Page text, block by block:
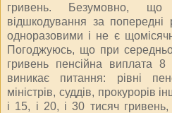
гривень. Безумовно,
відшкодування за
одноразовими і не є
Погоджуюсь, що при
гривень пенсійна виплата
виникає питання: рівні
міністрів, суддів, прокурорів
і 15, і 20, і 30 тисяч